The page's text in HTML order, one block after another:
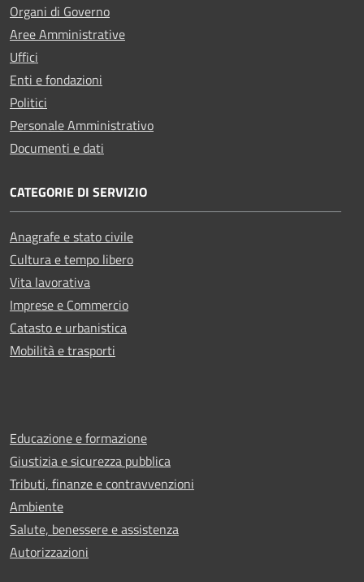
Organi di Governo
Aree Amministrative
Uffici
Enti e fondazioni
Politici
Personale Amministrativo
Documenti e dati
CATEGORIE DI SERVIZIO
Anagrafe e stato civile
Cultura e tempo libero
Vita lavorativa
Imprese e Commercio
Catasto e urbanistica
Mobilità e trasporti
Educazione e formazione
Giustizia e sicurezza pubblica
Tributi, finanze e contravvenzioni
Ambiente
Salute, benessere e assistenza
Autorizzazioni